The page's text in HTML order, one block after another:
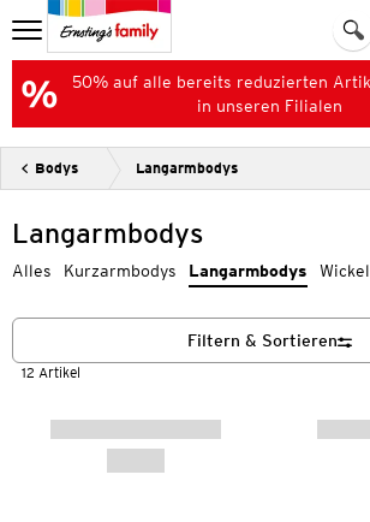
50% auf alle bereits reduzierten
in unseren Filialen
Bodys Langarmbodys
Langarmbodys
Alles Kurzarmbodys Langarmbodys
12 Artikel
Filtern & Sortieren